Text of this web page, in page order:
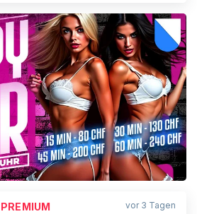
große Küche, Bad und alles, was
man zum
ANZEIGE
PREMIUM vor 3 Tagen